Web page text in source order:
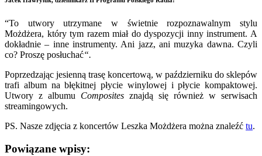
“To utwory utrzymane w świetnie rozpoznawalnym stylu
Możdżera, który tym razem miał do dyspozycji inny instrument. A
dokładnie – inne instrumenty. Ani jazz, ani muzyka dawna. Czyli
co? Proszę posłuchać“.
Poprzedzając jesienną trasę koncertową, w październiku do sklepów
trafi album na błękitnej płycie winylowej i płycie kompaktowej.
Utwory z albumu Composites znajdą się również w serwisach
streamingowych.
PS. Nasze zdjęcia z koncertów Leszka Możdżera można znaleźć tu.
Powiązane wpisy: